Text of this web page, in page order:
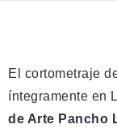
El cortometraje
íntegramente en
de Arte Pancho